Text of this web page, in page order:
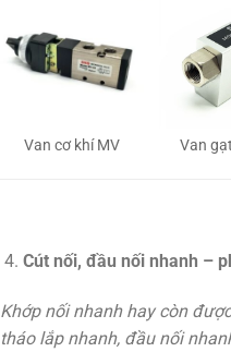
Van cơ khí MV Van
Cút nối, đầu nối nhanh –
Khớp nối nhanh hay còn
tháo lắp nhanh, đầu nối